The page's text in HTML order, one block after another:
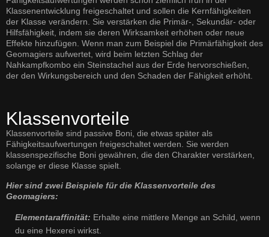
Klassenentwicklung freigeschaltet und sollen die Kernfähigkeiten
der Klasse verändern. Sie verstärken die Primär-, Sekundär- oder
Hilfsfähigkeit, indem sie deren Wirksamkeit erhöhen oder neue
Effekte hinzufügen. Wenn man zum Beispiel die Primärfähigkeit des
Geomagiers aufwertet, wird beim letzten Schlag der
Nahkampfkombo ein Steinstachel aus der Erde hervorschießen,
der den Wirkungsbereich und den Schaden der Fähigkeit erhöht.
Klassenvorteile
Klassenvorteile sind passive Boni, die etwas später als
Fähigkeitsaufwertungen freigeschaltet werden. Sie werden
klassenspezifische Boni gewähren, die den Charakter verstärken,
solange er diese Klasse spielt.
Hier sind zwei Beispiele für die Klassenvorteile des
Geomagiers:
Elementaraffinität: Erhalte eine mittlere Menge an Schild, wenn
du eine Hexerei wirkst.